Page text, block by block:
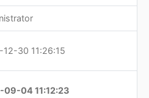
30 11:26:15
09-04 11:12:23